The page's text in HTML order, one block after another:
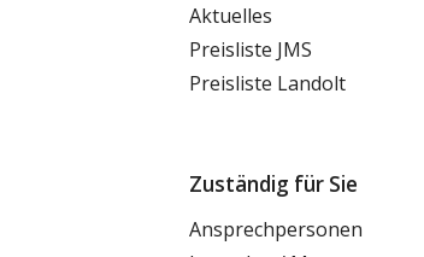
Aktuelles
Preisliste JMS
Preisliste Landolt
Zuständig für Sie
Ansprechpersonen